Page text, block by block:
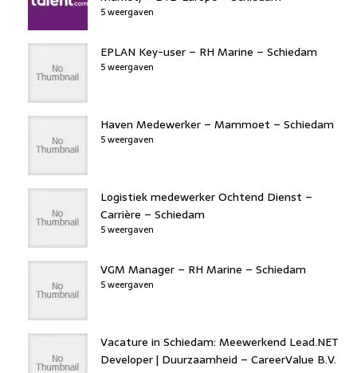
5 weergaven
EPLAN Key-user – RH Marine – Schiedam
5 weergaven
Haven Medewerker – Mammoet – Schiedam
5 weergaven
Logistiek medewerker Ochtend Dienst –
Carrière – Schiedam
5 weergaven
VGM Manager – RH Marine – Schiedam
5 weergaven
Vacature in Schiedam: Meewerkend Lead.NET
Developer | Duurzaamheid – CareerValue B.V.